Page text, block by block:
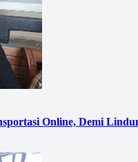
Online, Demi